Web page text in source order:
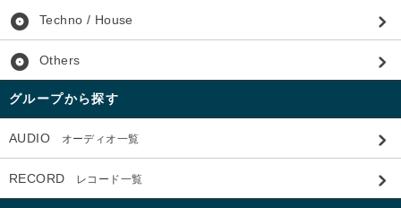
album Techno / House
album Others
グループから探す
AUDIO オーディオ一覧
RECORD レコード一覧